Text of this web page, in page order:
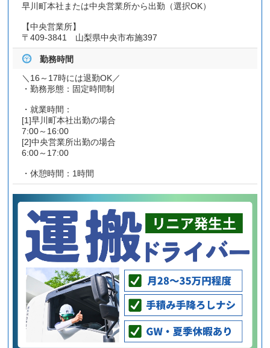
早川町本社または中央営業所から出勤（選択OK）
【中央営業所】
〒409-3841 山梨県中央市布施397
勤務時間
＼16～17時には退勤OK／
・勤務形態：固定時間制
・就業時間：
[1]早川町本社出勤の場合
7:00～16:00
[2]中央営業所出勤の場合
6:00～17:00
・休憩時間：1時間